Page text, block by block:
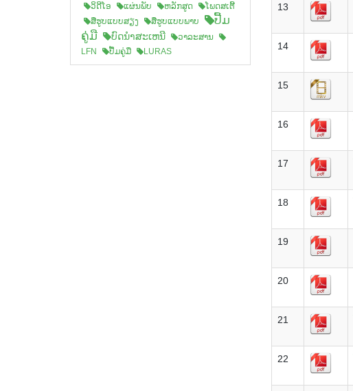
ວິດີໂອ ແຜ່ນພັບ ຫລັກສູດ
ໂພດສເຕີ້
ສືຮູບແບບສຽງ
ສື່ຮູບແບບພາບ
ປື້ມ
ຄູ່ມື
ບົດນຳສະເຫນີ
ວາລະສານ
LFN
ປື້ມຄູ່ມື LURAS
13
14
15
16
17
18
19
20
21
22